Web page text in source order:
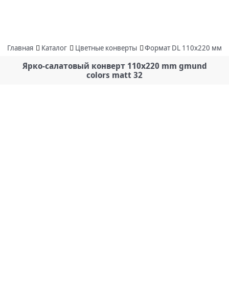
Главная Каталог Цветные конверты Формат DL 110х220 мм
Ярко-салатовый конверт 110x220 mm gmund
colors matt 32